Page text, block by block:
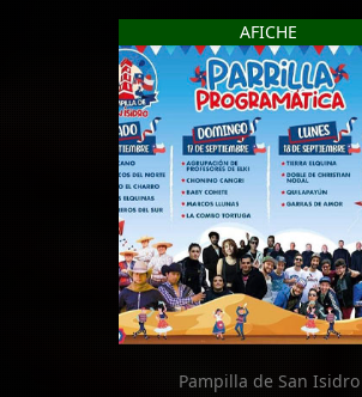
AFICHE
Pampilla de San Isidro